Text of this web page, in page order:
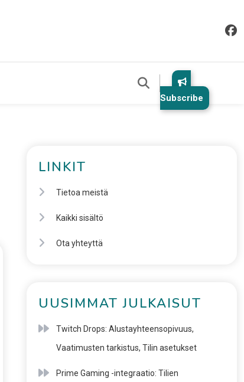
Subscribe
LINKIT
Tietoa meistä
Kaikki sisältö
Ota yhteyttä
UUSIMMAT JULKAISUT
Twitch Drops: Alustayhteensopivuus,
Vaatimusten tarkistus, Tilin asetukset
Prime Gaming -integraatio: Tilien